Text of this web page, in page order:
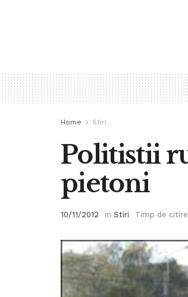
Home Stiri
Politistii
pietoni
10/11/2012 in Stiri Timp de